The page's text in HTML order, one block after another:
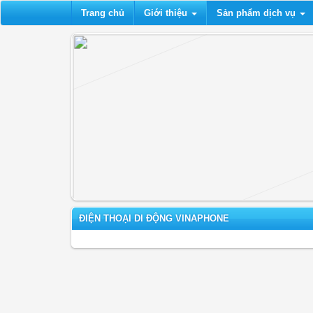
Trang chủ Giới thiệu Sản phẩm dịch vụ
ĐIỆN THOẠI DI ĐỘNG VINAPHONE